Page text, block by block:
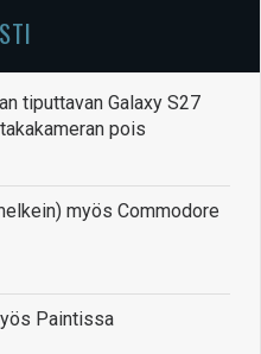
tiputtavan Galaxy S27
pois
myös Commodore
Paintissa